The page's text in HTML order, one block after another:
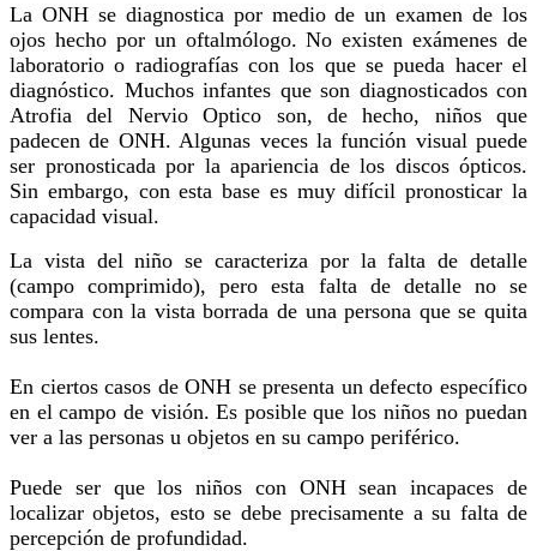
La ONH se diagnostica por medio de un examen de los
ojos hecho por un oftalmólogo. No existen exámenes de
laboratorio o radiografías con los que se pueda hacer el
diagnóstico. Muchos infantes que son diagnosticados con
Atrofia del Nervio Optico son, de hecho, niños que
padecen de ONH. Algunas veces la función visual puede
ser pronosticada por la apariencia de los discos ópticos.
Sin embargo, con esta base es muy difícil pronosticar la
capacidad visual.
La vista del niño se caracteriza por la falta de detalle
(campo comprimido), pero esta falta de detalle no se
compara con la vista borrada de una persona que se quita
sus lentes.
En ciertos casos de ONH se presenta un defecto específico
en el campo de visión. Es posible que los niños no puedan
ver a las personas u objetos en su campo periférico.
Puede ser que los niños con ONH sean incapaces de
localizar objetos, esto se debe precisamente a su falta de
percepción de profundidad.